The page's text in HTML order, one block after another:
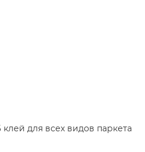
клей для всех видов паркета